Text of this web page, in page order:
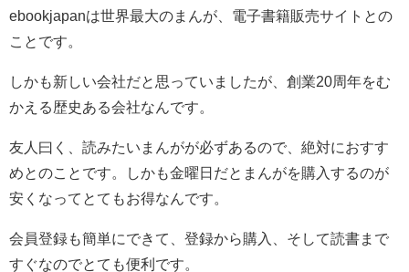
ebookjapanは世界最大のまんが、電子書籍販売サイトとの
ことです。
しかも新しい会社だと思っていましたが、創業20周年をむ
かえる歴史ある会社なんです。
友人曰く、読みたいまんがが必ずあるので、絶対におすす
めとのことです。しかも金曜日だとまんがを購入するのが
安くなってとてもお得なんです。
会員登録も簡単にできて、登録から購入、そして読書まで
すぐなのでとても便利です。